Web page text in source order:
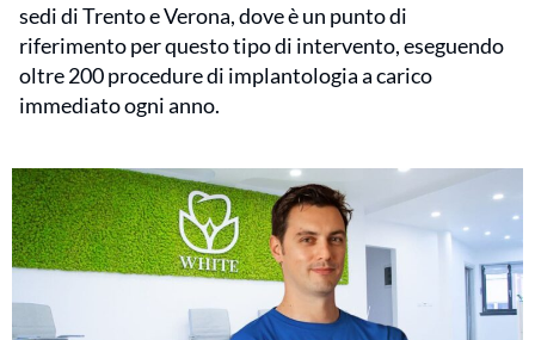
sedi di Trento e Verona, dove è un punto di
riferimento per questo tipo di intervento, eseguendo
oltre 200 procedure di implantologia a carico
immediato ogni anno.